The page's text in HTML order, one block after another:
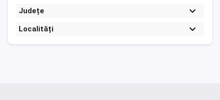
Județe
Localități